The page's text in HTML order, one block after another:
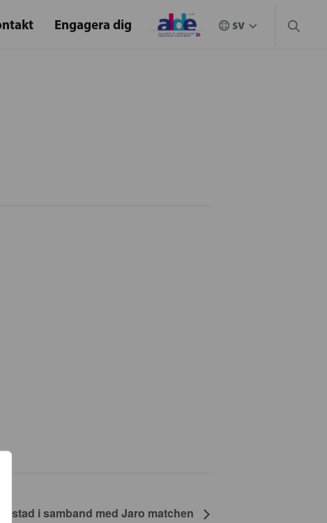
Engagera dig
i samband med Jaro matchen